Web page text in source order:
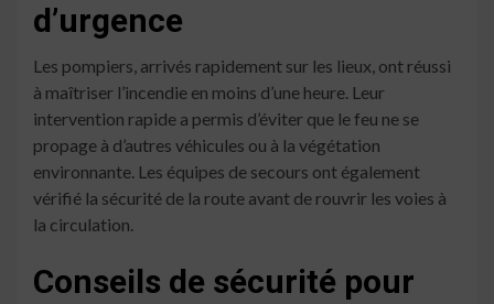
d’urgence
Les pompiers, arrivés rapidement sur les lieux, ont réussi
à maîtriser l’incendie en moins d’une heure. Leur
intervention rapide a permis d’éviter que le feu ne se
propage à d’autres véhicules ou à la végétation
environnante. Les équipes de secours ont également
vérifié la sécurité de la route avant de rouvrir les voies à
la circulation.
Conseils de sécurité pour